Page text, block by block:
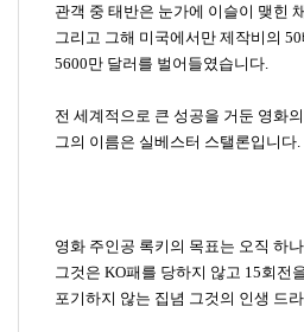
관객 중 태반은 눈가에 이슬이 맺힌
그리고 그해 미국에서만 제작비의 50
5600만 달러를 벌어들였습니다.
전 세계적으로 큰 성공을 거둔 영화
그의 이름은 실베스터 스탤론입니다.
영화 주인공 록키의 목표는 오직 하
그것은 KO패를 당하지 않고 15회전
포기하지 않는 집념 그것의 인생 드